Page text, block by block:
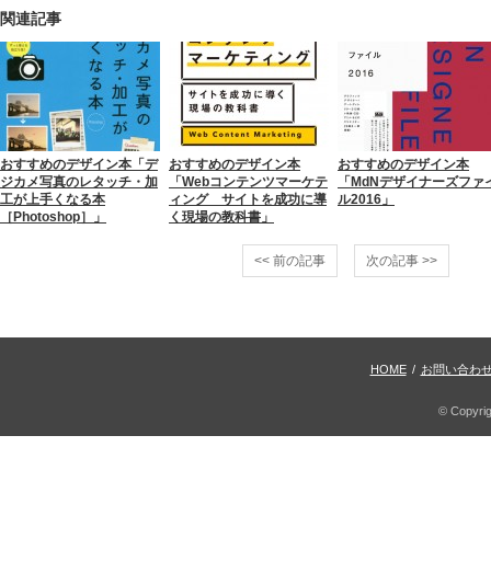
関連記事
おすすめのデザイン本「デ
ジカメ写真のレタッチ・加
工が上手くなる本
［Photoshop］」
おすすめのデザイン本
「Webコンテンツマーケテ
ィング サイトを成功に導
く現場の教科書」
おすすめのデザイン本
「MdNデザイナーズファ
ル2016」
<< 前の記事 次の記事 >>
HOME / お問い合わ
©